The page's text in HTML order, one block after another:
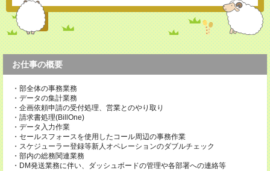
お仕事の概要
・部全体の事務業務
・データの集計業務
・企画依頼申請の受付処理、営業とのやり取り
・請求書処理(BillOne)
・データ入力作業
・セールスフォースを使用したコール周辺の事務作業
・スケジューラー登録等新人オペレーションのダブルチェック
・部内の総務関連業務
・DM発送業務に伴い、ダッシュボードの管理や各部署への連絡等